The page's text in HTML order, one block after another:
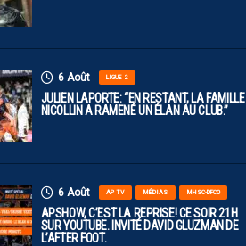
6 Août LIGUE 2
JULIEN LAPORTE: “EN RESTANT, LA FAMILLE
NICOLLIN A RAMENÉ UN ÉLAN AU CLUB.”
6 Août AP TV MÉDIAS MHSC-DFCO
APSHOW, C’EST LA REPRISE! CE SOIR 21H
SUR YOUTUBE. INVITÉ DAVID GLUZMAN DE
L’AFTER FOOT.